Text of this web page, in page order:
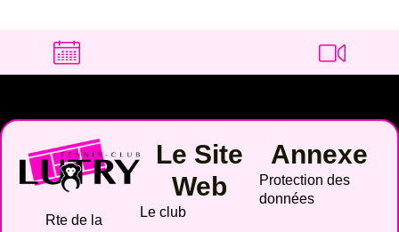
Rte de la
Le Site
Web
Le club
Annexe
Protection des
données